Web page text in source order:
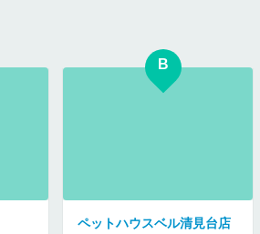
B
ペットハウスベル清見台店